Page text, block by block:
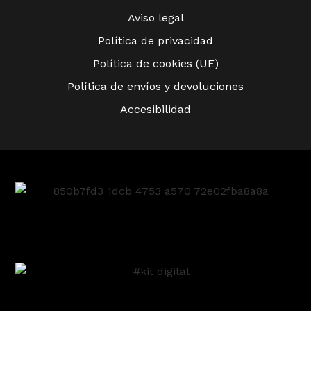
Aviso legal
Política de privacidad
Política de cookies (UE)
Política de envíos y devoluciones
Accesibilidad